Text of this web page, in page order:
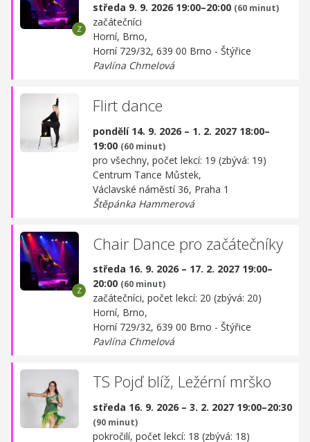
středa 9. 9. 2026 19:00–20:00 (60 minut)
začátečníci
Horní, Brno,
Horní 729/32, 639 00 Brno - Štýřice
Pavlína Chmelová
Flirt dance
pondělí 14. 9. 2026 – 1. 2. 2027 18:00–
19:00 (60 minut)
pro všechny, počet lekcí: 19 (zbývá: 19)
Centrum Tance Můstek,
Václavské náměstí 36, Praha 1
Štěpánka Hammerová
Chair Dance pro začátečníky
středa 16. 9. 2026 – 17. 2. 2027 19:00–
20:00 (60 minut)
začátečníci, počet lekcí: 20 (zbývá: 20)
Horní, Brno,
Horní 729/32, 639 00 Brno - Štýřice
Pavlína Chmelová
TS Pojď blíž, Ležérní mrško
středa 16. 9. 2026 – 3. 2. 2027 19:00–20:30
(90 minut)
pokročilí, počet lekcí: 18 (zbývá: 18)